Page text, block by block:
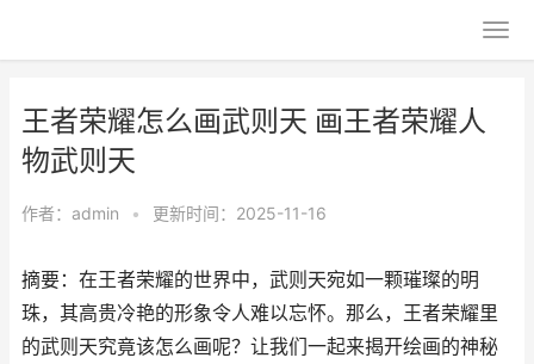
王者荣耀怎么画武则天 画王者荣耀人
物武则天
作者： admin • 更新时间：2025-11-16
摘要：在王者荣耀的世界中，武则天宛如一颗璀璨的明
珠，其高贵冷艳的形象令人难以忘怀。那么，王者荣耀里
的武则天究竟该怎么画呢？让我们一起来揭开绘画的神秘